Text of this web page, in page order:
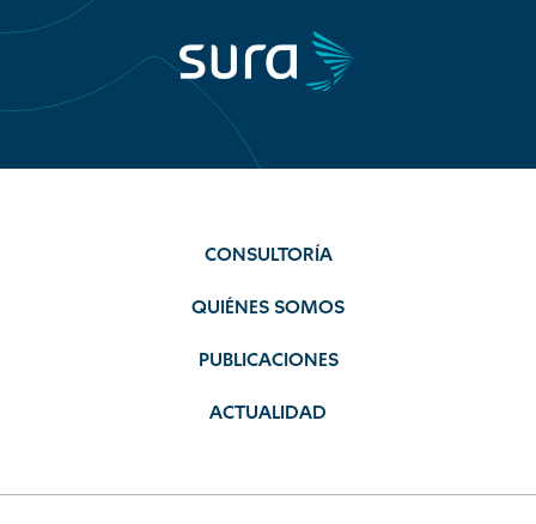
CONSULTORÍA
QUIÉNES SOMOS
PUBLICACIONES
ACTUALIDAD